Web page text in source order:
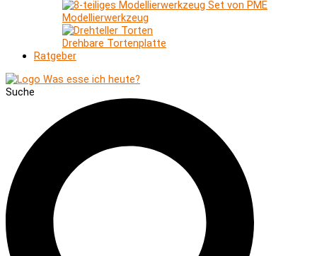
Modellierwerkzeug
Drehbare Tortenplatte
Ratgeber
Suche